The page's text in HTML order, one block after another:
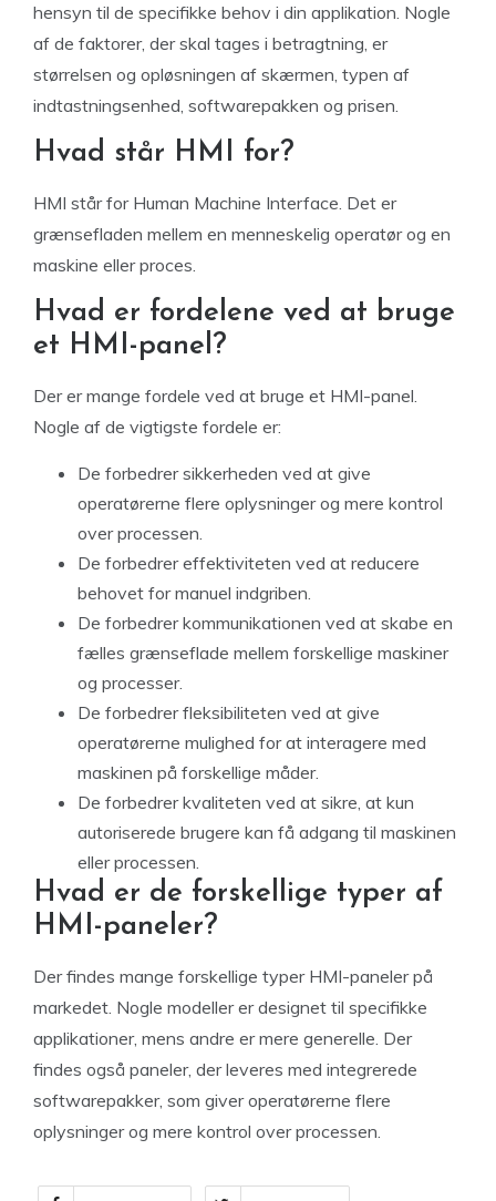
hensyn til de specifikke behov i din applikation. Nogle
af de faktorer, der skal tages i betragtning, er
størrelsen og opløsningen af skærmen, typen af
indtastningsenhed, softwarepakken og prisen.
Hvad står HMI for?
HMI står for Human Machine Interface. Det er
grænsefladen mellem en menneskelig operatør og en
maskine eller proces.
Hvad er fordelene ved at bruge
et HMI-panel?
Der er mange fordele ved at bruge et HMI-panel.
Nogle af de vigtigste fordele er:
De forbedrer sikkerheden ved at give
operatørerne flere oplysninger og mere kontrol
over processen.
De forbedrer effektiviteten ved at reducere
behovet for manuel indgriben.
De forbedrer kommunikationen ved at skabe en
fælles grænseflade mellem forskellige maskiner
og processer.
De forbedrer fleksibiliteten ved at give
operatørerne mulighed for at interagere med
maskinen på forskellige måder.
De forbedrer kvaliteten ved at sikre, at kun
autoriserede brugere kan få adgang til maskinen
eller processen.
Hvad er de forskellige typer af
HMI-paneler?
Der findes mange forskellige typer HMI-paneler på
markedet. Nogle modeller er designet til specifikke
applikationer, mens andre er mere generelle. Der
findes også paneler, der leveres med integrerede
softwarepakker, som giver operatørerne flere
oplysninger og mere kontrol over processen.